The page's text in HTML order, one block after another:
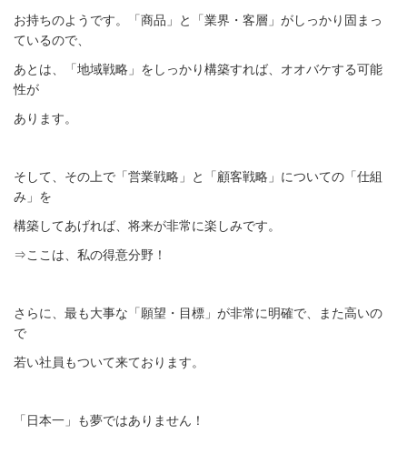
お持ちのようです。「商品」と「業界・客層」がしっかり固まっ
ているので、
あとは、「地域戦略」をしっかり構築すれば、オオバケする可能
性が
あります。
そして、その上で「営業戦略」と「顧客戦略」についての「仕組
み」を
構築してあげれば、将来が非常に楽しみです。
⇒ここは、私の得意分野！
さらに、最も大事な「願望・目標」が非常に明確で、また高いの
で
若い社員もついて来ております。
「日本一」も夢ではありません！